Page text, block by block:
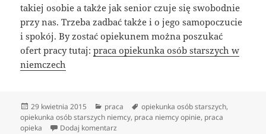
takiej osobie a także jak senior czuje się swobodnie
przy nas. Trzeba zadbać także i o jego samopoczucie
i spokój. By zostać opiekunem można poszukać
ofert pracy tutaj:praca opiekunka osób starszych w
niemczech
Data
publikacji
29 kwietnia 2015 Kategorie
praca Tagi
opiekunka osób starszych,
opiekunka osób starszych niemcy, praca niemcy opinie, praca
opieka
Dodaj komentarz